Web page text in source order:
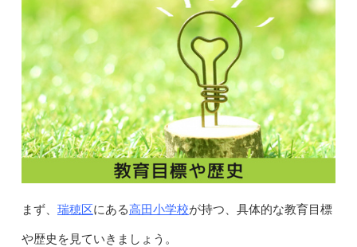
まず、 瑞穂区にある高田小学校が持つ、具体的な教育目標
や歴史を見ていきましょう。